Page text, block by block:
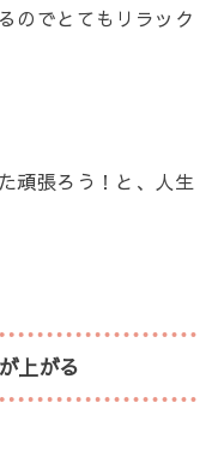
のでとてもリラック
頑張ろう！と、人生
上がる